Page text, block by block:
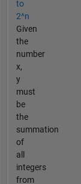
to
2^n
Given
the
number
x,
y
must
be
the
summation
of
all
integers
from